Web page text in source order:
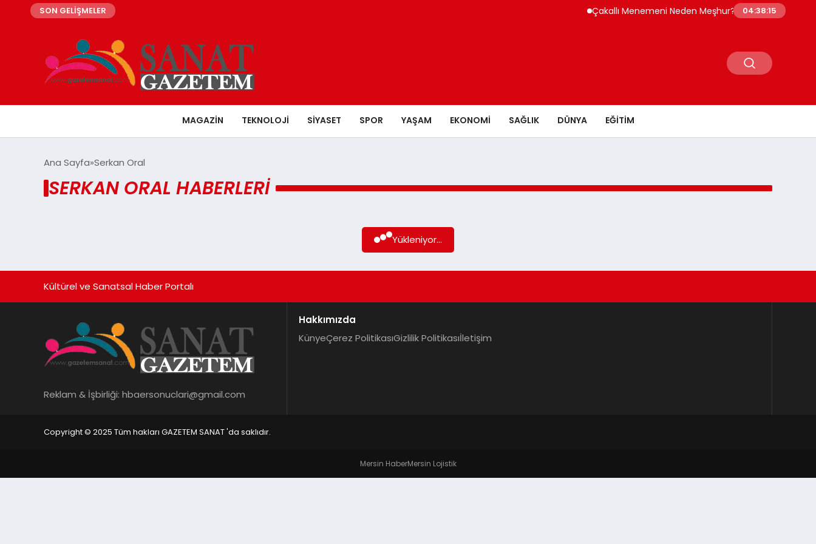
SON GELİŞMELER Çakallı Menemeni Neden Meşhur? Lezzetinin Sırrı
04:38:15
MAGAZIN TEKNOLOJI SIYASET SPOR YAŞAM EKONOMI SAĞLIK DÜNYA EĞITIM
Ana Sayfa Serkan Oral
SERKAN ORAL HABERLERI
Yükleniyor...
Kültürel ve Sanatsal Haber Portalı
Reklam & İşbirliği: hbaersonuclari@gmail.com
Hakkımızda
KünyeÇerez PolitikasıGizlilik Politikasıİletişim
Copyright © 2025 Tüm hakları GAZETEM SANAT 'da saklıdır.
Mersin HaberMersin Lojistik